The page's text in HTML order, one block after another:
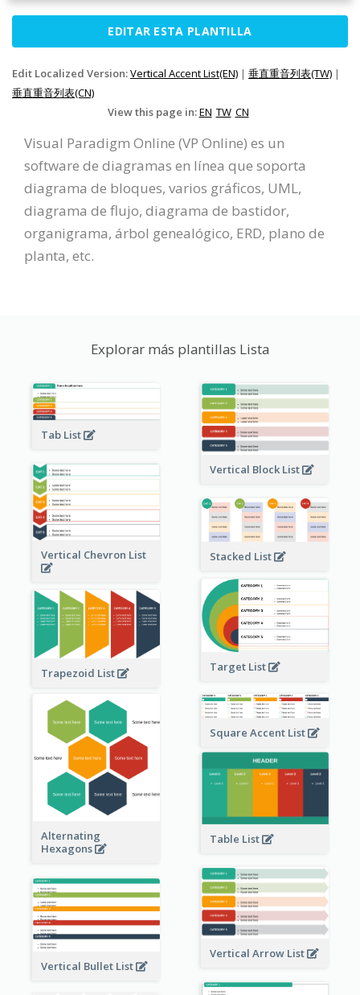
EDITAR ESTA PLANTILLA
Edit Localized Version:Vertical Accent List(EN) | 垂直重音列表(TW) |
垂直重音列表(CN)
View this page in:EN TW CN
Visual Paradigm Online (VP Online) es un
software de diagramas en línea que soporta
diagrama de bloques, varios gráficos, UML,
diagrama de flujo, diagrama de bastidor,
organigrama, árbol genealógico, ERD, plano de
planta, etc.
Explorar más plantillas Lista
Tab List
Vertical Block List
Vertical Chevron List Stacked List
Target List
Trapezoid List
Alternating
Hexagons
Square Accent List
Table List
Vertical Arrow List
Vertical Bullet List